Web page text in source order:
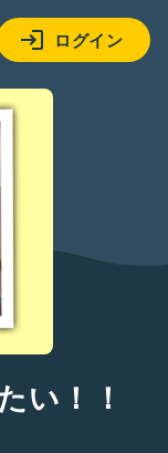
ログイン
い！！